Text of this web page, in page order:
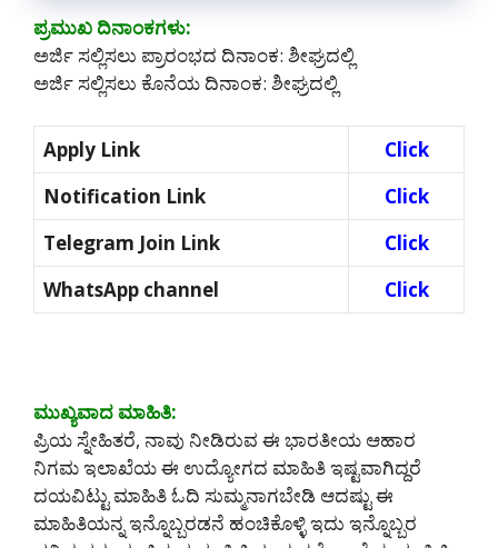
ಪ್ರಮುಖ ದಿನಾಂಕಗಳು:
ಅರ್ಜಿ ಸಲ್ಲಿಸಲು ಪ್ರಾರಂಭದ ದಿನಾಂಕ: ಶೀಘ್ರದಲ್ಲಿ
ಅರ್ಜಿ ಸಲ್ಲಿಸಲು ಕೊನೆಯ ದಿನಾಂಕ: ಶೀಘ್ರದಲ್ಲಿ
Apply Link
Click
Notification Link
Click
Telegram Join Link
Click
WhatsApp channel
Click
ಮುಖ್ಯವಾದ ಮಾಹಿತಿ:
ಪ್ರಿಯ ಸ್ನೇಹಿತರೆ, ನಾವು ನೀಡಿರುವ ಈ ಭಾರತೀಯ ಆಹಾರ
ನಿಗಮ ಇಲಾಖೆಯ ಈ ಉದ್ಯೋಗದ ಮಾಹಿತಿ ಇಷ್ಟವಾಗಿದ್ದರೆ
ದಯವಿಟ್ಟು ಮಾಹಿತಿ ಓದಿ ಸುಮ್ಮನಾಗಬೇಡಿ ಆದಷ್ಟು ಈ
ಮಾಹಿತಿಯನ್ನ ಇನ್ನೊಬ್ಬರಡನೆ ಹಂಚಿಕೊಳ್ಳಿ ಇದು ಇನ್ನೊಬ್ಬರ